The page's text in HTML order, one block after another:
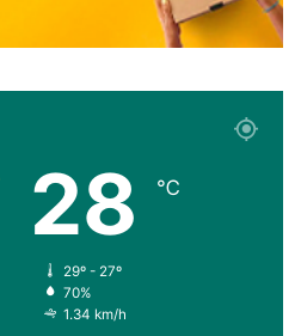
28 ℃
29º - 27º
70%
1.34 km/h